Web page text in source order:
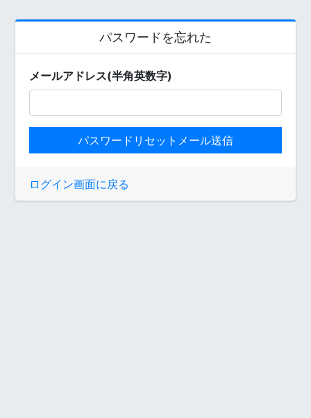
パスワードを忘れた
メールアドレス(半角英数字)
パスワードリセットメール送信
ログイン画面に戻る